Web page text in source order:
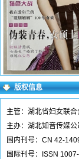
版权信息
主管：湖北省妇女联合
主办：湖北知音传媒公
国内刊号：CN 42-
国际刊号：ISSN